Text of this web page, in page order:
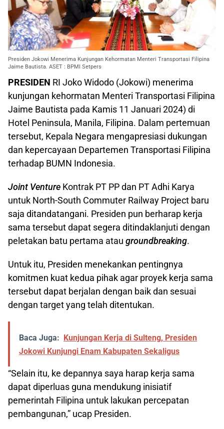
Presiden Jokowi Menerima Kunjungan Kehormatan Menteri Transportasi Filipina
Jaime Bautista. ASET : BPMI Setpers
PRESIDEN RI Joko Widodo (Jokowi) menerima
kunjungan kehormatan Menteri Transportasi Filipina
Jaime Bautista pada Kamis 11 Januari 2024) di
Hotel Peninsula, Manila, Filipina. Dalam pertemuan
tersebut, Kepala Negara mengapresiasi dukungan
dan kepercayaan Departemen Transportasi Filipina
terhadap BUMN Indonesia.
Joint Venture Kontrak PT PP dan PT Adhi Karya
untuk North-South Commuter Railway Project baru
saja ditandatangani. Presiden pun berharap kerja
sama tersebut dapat segera ditindaklanjuti dengan
peletakan batu pertama atau groundbreaking.
Untuk itu, Presiden menekankan pentingnya
komitmen kuat kedua pihak agar proyek kerja sama
tersebut dapat berjalan dengan baik dan sesuai
dengan target yang telah ditentukan.
Baca Juga:
Kunjungan Kerja di Sulteng, Presiden
Jokowi Kunjungi Enam Kabupaten Sekaligus
“Selain itu, ke depannya saya harap kerja sama
dapat diperluas guna mendukung inisiatif
pemerintah Filipina untuk lakukan percepatan
pembangunan,” ucap Presiden.